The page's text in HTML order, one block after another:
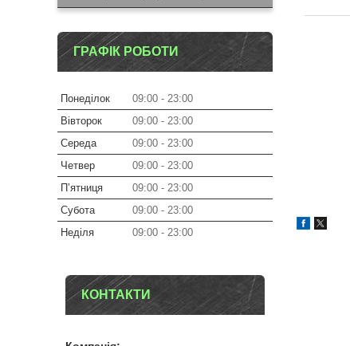
ГРАФІК РОБОТИ
Понеділок 09:00
23:00
Вівторок
09:00
23:00
Середа
09:00
23:00
Четвер
09:00
23:00
Пʼятниця
09:00
23:00
Субота
09:00
23:00
Неділя
09:00 23:00
КОНТАКТИ